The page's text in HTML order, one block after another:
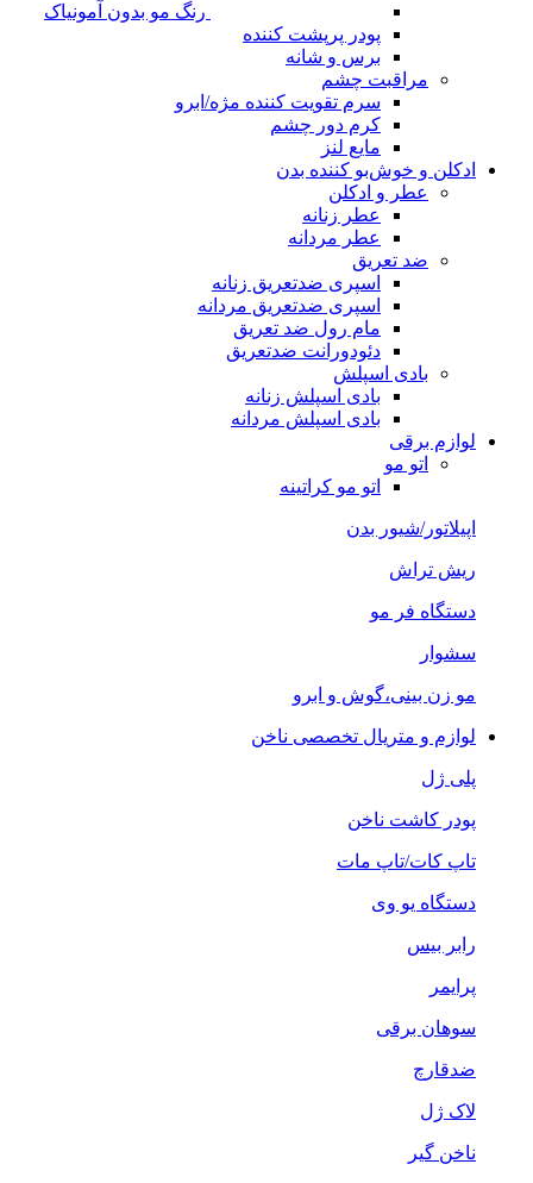
رنگ مو بدون آمونیاک
پودر پرپشت کننده
برس و شانه
مراقبت چشم
سرم تقویت کننده مژه/ابرو
کرم دور چشم
مایع لنز
ادکلن و خوش‌بو کننده بدن
عطر و ادکلن
عطر زنانه
عطر مردانه
ضد تعریق
اسپری ضدتعریق زنانه
اسپری ضدتعریق مردانه
مام رول ضد تعریق
دئودورانت ضدتعریق
بادی اسپلش
بادی اسپلش زنانه
بادی اسپلش مردانه
لوازم برقی
اتو مو
اتو مو کراتینه
اپیلاتور/شیور بدن
ریش تراش
دستگاه فر مو
سشوار
مو زن بینی،گوش و ابرو
لوازم و متریال تخصصی ناخن
پلی ژل
پودر کاشت ناخن
تاپ کات/تاپ مات
دستگاه یو وی
رابر بیس
پرایمر
سوهان برقی
ضدقارچ
لاک ژل
ناخن گیر